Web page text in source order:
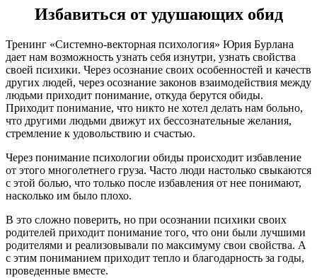
Избавиться от удушающих обид
Тренинг «Системно-векторная психология» Юрия Бурлана
дает нам возможность узнать себя изнутри, узнать свойства
своей психики. Через осознание своих особенностей и качеств
других людей, через осознание законов взаимодействия между
людьми приходит понимание, откуда берутся обиды.
Приходит понимание, что никто не хотел делать нам больно,
что другими людьми движут их бессознательные желания,
стремление к удовольствию и счастью.
Через понимание психологии обиды происходит избавление
от этого многолетнего груза. Часто люди настолько свыкаются
с этой болью, что только после избавления от нее понимают,
насколько им было плохо.
В это сложно поверить, но при осознании психики своих
родителей приходит понимание того, что они были лучшими
родителями и реализовывали по максимуму свои свойства. А
с этим пониманием приходит тепло и благодарность за годы,
проведенные вместе.